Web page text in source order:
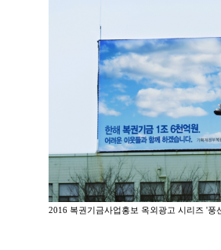
2016 복권기금사업홍보 옥외광고 시리즈 '풍